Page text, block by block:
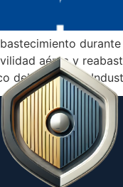
aérea y
del Foro de la